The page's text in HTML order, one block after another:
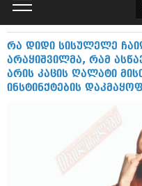
კატალოგი
პოლიტიკა
საზოგადოება
რა დიდი სისულელე
არაყიშვილმა, რამ
არის კაცის ღალატი
ინსტინქტების